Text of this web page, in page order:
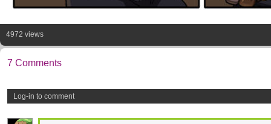
4972 views
7 Comments
Log-in to comment